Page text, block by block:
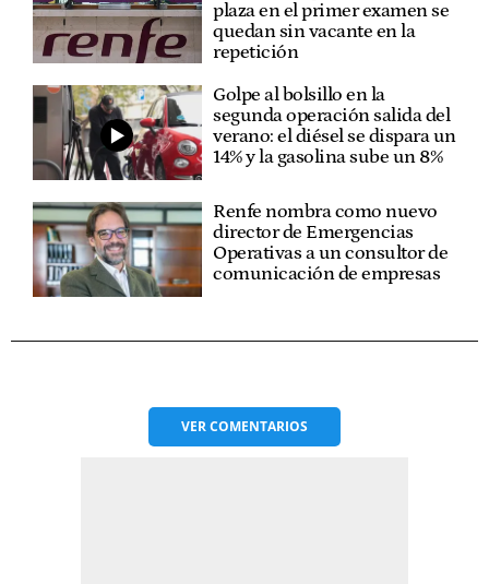
plaza en el primer examen se
quedan sin vacante en la
repetición
Golpe al bolsillo en la
segunda operación salida del
verano: el diésel se dispara un
14% y la gasolina sube un 8%
Renfe nombra como nuevo
director de Emergencias
Operativas a un consultor de
comunicación de empresas
VERCOMENTARIOS